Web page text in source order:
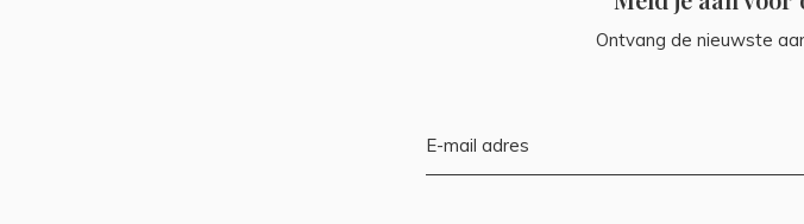
Ontvang de nieuwste